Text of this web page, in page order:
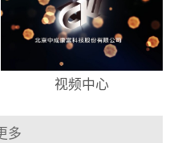
视频中心
多